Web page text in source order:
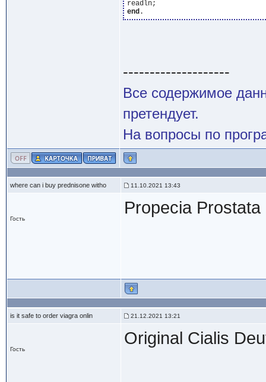
end
--------------------
Все содержимое
претендует.
На вопросы по
where can i buy prednisone witho 11.10.2021 13:43
Гость
Propecia Prostata
is it safe to order viagra onlin 21.12.2021 13:21
Гость
Original Cialis